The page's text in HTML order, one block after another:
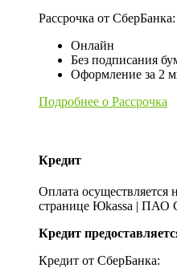
Рассрочка от СберБанка:
Онлайн
Без подписания
Оформление за 2
Подробнее о Рассрочка
Кредит
Оплата
странице Юkassa |
Кредит
Кредит от СберБанка: